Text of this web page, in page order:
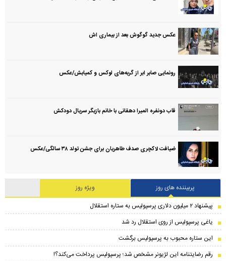
عکس جدید گوگوش بعد از بیماری اش
رونمایی صابر ابر از گربه‌های لوکس و کمیابش/عکس
قاب دونفره المیرا دهقانی با خانم بازیگر سریال دودکش
ضیافت لاکچری صدف طاهریان برای جشن تولد ۳۸ سالگی‌/عکس
پربیننده های روز
ویژه روز
پیشنهاد ۲ میلیون دلاری پرسپولیس به ستاره استقلال
یاغی پرسپولیس از روی استقلال رد شد
این ستاره محبوب به پرسپولیس برگشت
رقم رضایتنامه این لژیونر مشخص شد؛ پرسپولیس پرداخت می‌کند؟!